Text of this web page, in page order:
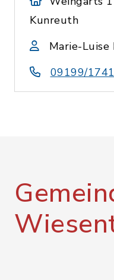
Kunreuth
Marie-Luise
09199/1741